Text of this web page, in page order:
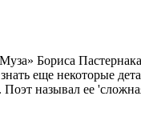
Бориса Пастернака
еще некоторые
называл ее